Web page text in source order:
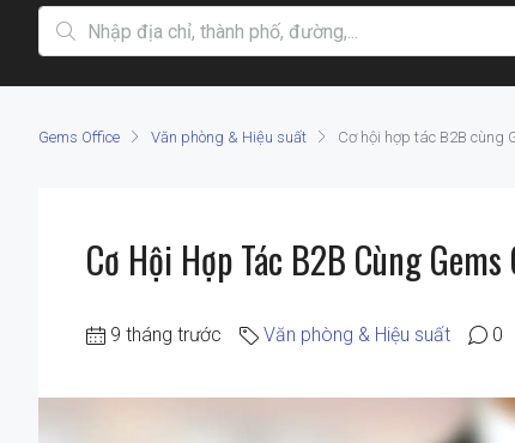
Gems Office Văn phòng & Hiệu suất Cơ hội hợp tác B2B cùng
Cơ Hội Hợp Tác B2B Cùng
9 tháng trước Văn phòng & Hiệu suất 0